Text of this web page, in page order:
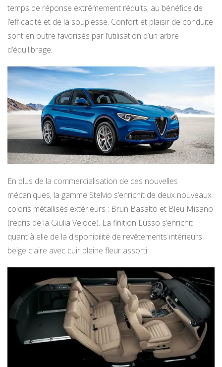
temps de réponse extrêmement réduits, au bénéfice de
l’efficacité et de la souplesse. Confort et plaisir de conduite
sont en outre favorisés par l’utilisation d’un arbre
d’équilibrage.
En plus de la commercialisation de ces nouvelles
mécaniques, la gamme Stelvio s’enrichit de deux nouveaux
coloris métallisés extérieurs : Brun Basalto et Bleu Misano
(repris de la Giulia Veloce). La finition Lusso s’enrichit
quant à elle de la disponibilité de revêtements intérieurs
beige claire avec cuir pleine fleur assorti.